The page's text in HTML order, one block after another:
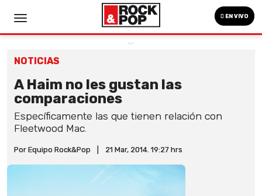
EN VIVO
NOTICIAS
A Haim no les gustan las
comparaciones
Específicamente las que tienen relación con
Fleetwood Mac.
Por Equipo Rock&Pop 21 Mar, 2014. 19:27 hrs